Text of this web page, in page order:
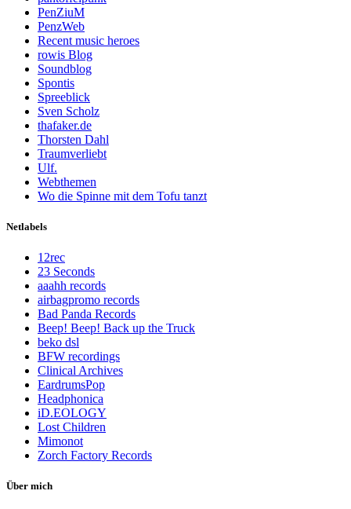
PenZiuM
PenzWeb
Recent music heroes
rowis Blog
Soundblog
Spontis
Spreeblick
Sven Scholz
thafaker.de
Thorsten Dahl
Traumverliebt
Ulf.
Webthemen
Wo die Spinne mit dem Tofu tanzt
Netlabels
12rec
23 Seconds
aaahh records
airbagpromo records
Bad Panda Records
Beep! Beep! Back up the Truck
beko dsl
BFW recordings
Clinical Archives
EardrumsPop
Headphonica
iD.EOLOGY
Lost Children
Mimonot
Zorch Factory Records
Über mich